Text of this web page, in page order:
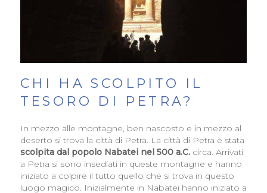
CHI HA SCOLPITO IL
TESORO DI PETRA?
In mezzo alle montagne, ben nascosto e in mezzo al
deserto si trova la città di Petra. La città di Petra è stata
scolpita dal popolo Nabatei nel 500 a.C.circa. Arrivati
a Petra si sono insediati in queste montagne e hanno
iniziato a colpire il tutto quello che si trova in questo
luogo magico. Inizialmente in Nabatei hanno iniziato a